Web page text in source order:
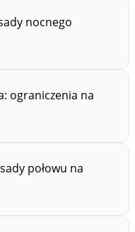
nocnego
ograniczenia na
połowu na